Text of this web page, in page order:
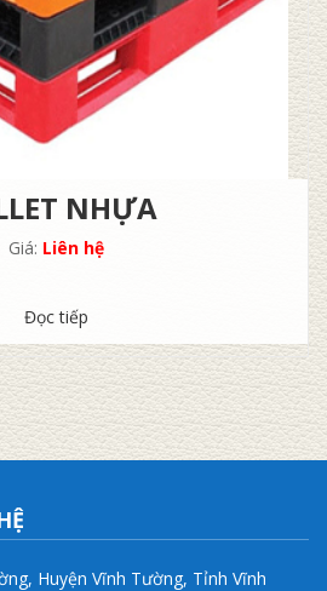
NHỰA
Giá: Liên hệ
Đọc tiếp
Huyện Vĩnh Tường, Tỉnh Vĩnh